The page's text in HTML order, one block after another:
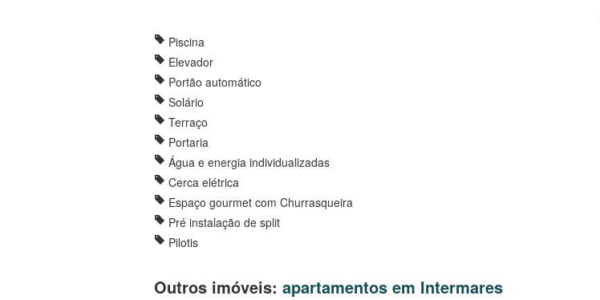
Piscina
Elevador
Portão automático
Solário
Terraço
Portaria
Água e energia individualizadas
Cerca elétrica
Espaço gourmet com Churrasqueira
Pré instalação de split
Pilotis
Outros imóveis: apartamentos em Intermares